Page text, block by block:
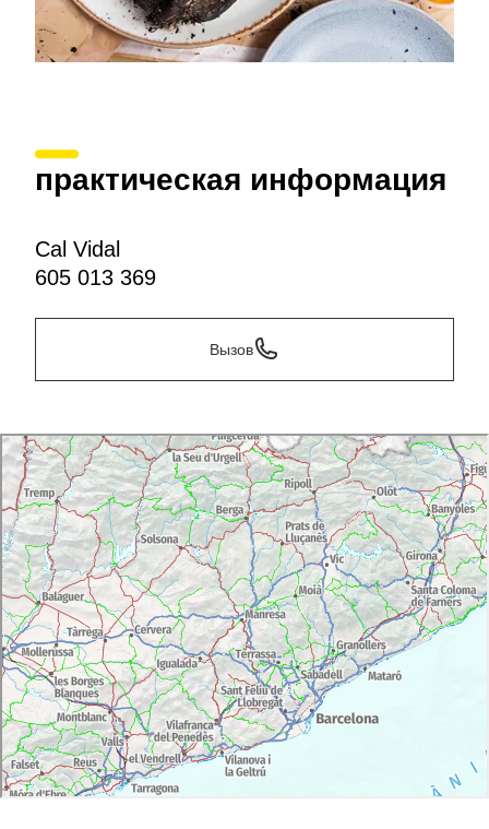
практическая информация
Cal Vidal
605 013 369
Вызов